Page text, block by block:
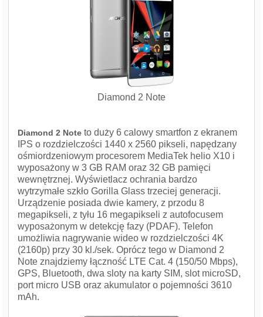
Diamond 2 Note
Diamond 2 Note to duży 6 calowy smartfon z ekranem
IPS o rozdzielczości 1440 x 2560 pikseli, napędzany
ośmiordzeniowym procesorem MediaTek helio X10 i
wyposażony w 3 GB RAM oraz 32 GB pamięci
wewnętrznej. Wyświetlacz ochrania bardzo
wytrzymałe szkło Gorilla Glass trzeciej generacji.
Urządzenie posiada dwie kamery, z przodu 8
megapikseli, z tyłu 16 megapikseli z autofocusem
wyposażonym w detekcję fazy (PDAF). Telefon
umożliwia nagrywanie wideo w rozdzielczości 4K
(2160p) przy 30 kl./sek. Oprócz tego w Diamond 2
Note znajdziemy łączność LTE Cat. 4 (150/50 Mbps),
GPS, Bluetooth, dwa sloty na karty SIM, slot microSD,
port micro USB oraz akumulator o pojemności 3610
mAh.